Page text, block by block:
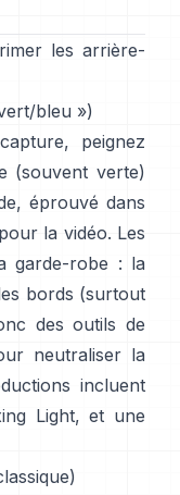
les arrière-
bleu »)
peignez
(souvent verte)
éprouvé dans
la vidéo. Les
garde-robe : la
bords (surtout
des outils de
neutraliser la
incluent
Light, et une